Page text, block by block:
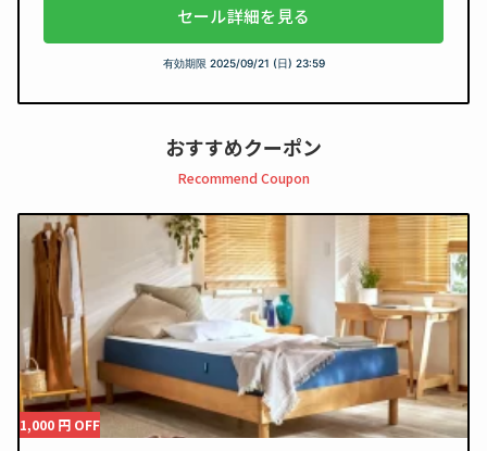
セール詳細を見る
有効期限 2025/09/21 (日) 23:59
おすすめクーポン
Recommend Coupon
1,000 円 OFF